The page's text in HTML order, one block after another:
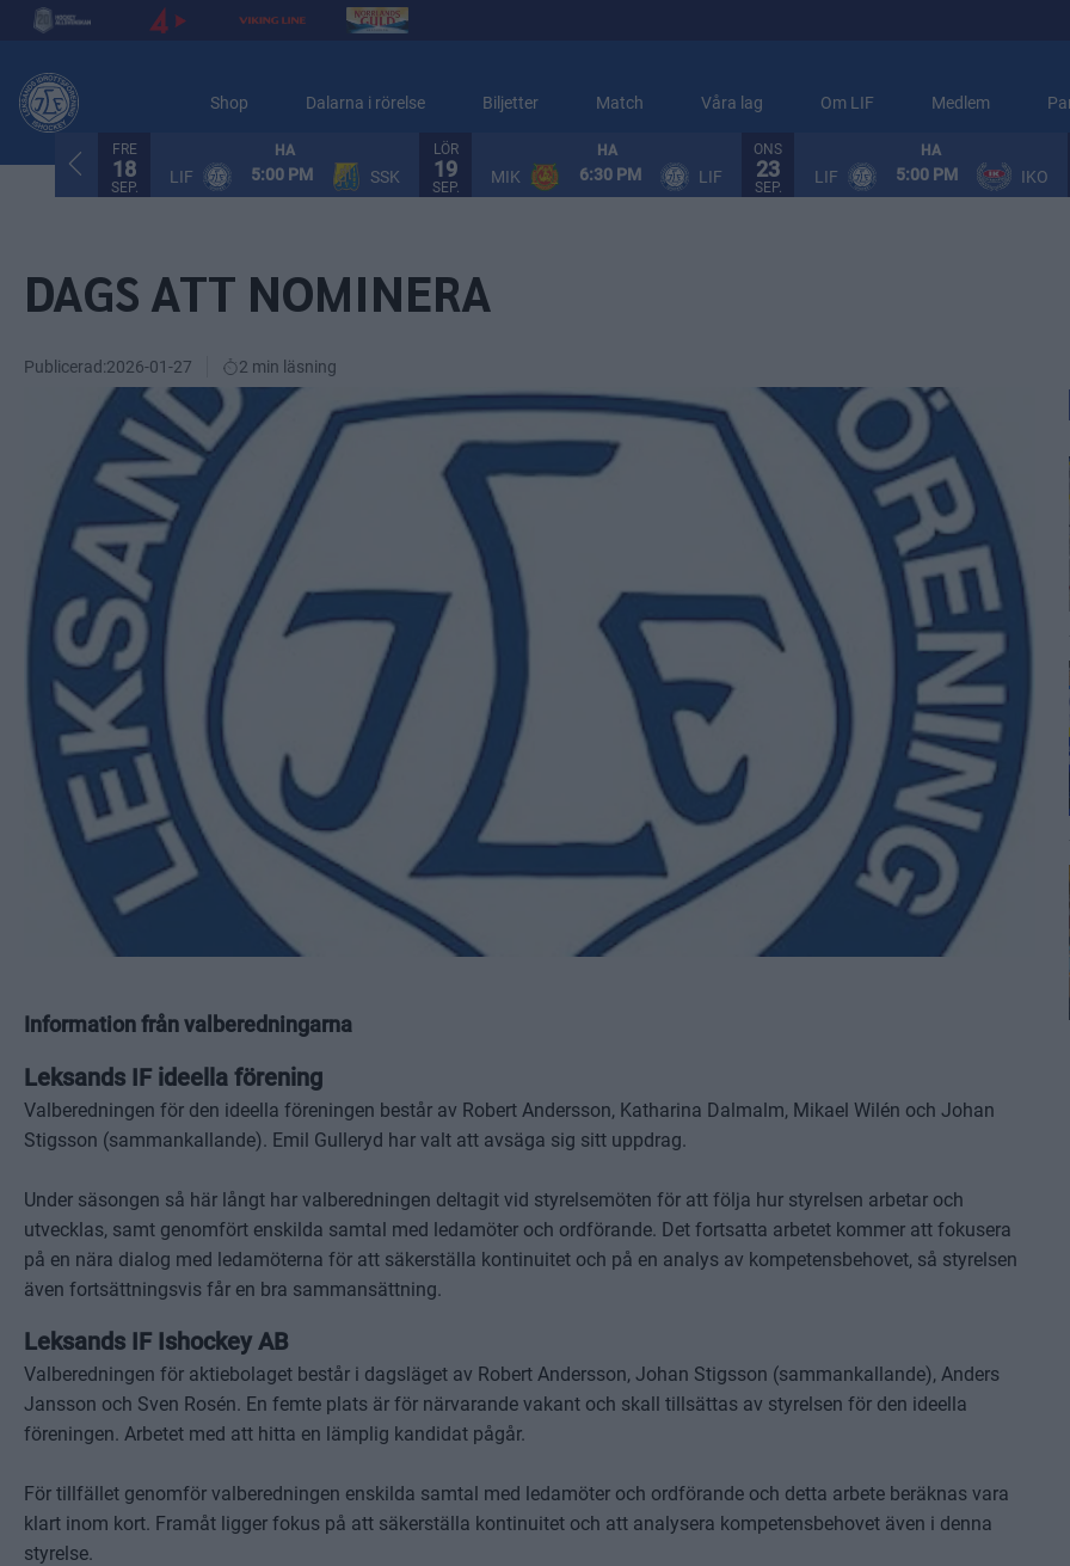
Shop Dalarna i rörelse Biljetter Match Våra lag Om LIF Medlem
FRE
18
SEP.
HA
LIF 5:00 PM SSK
LÖR
19
SEP.
HA
MIK 6:30 PM LIF
ONS
23
SEP.
HA
LIF 5:00 PM IKO
DAGS ATT NOMINERA
Publicerad:2026-01-27 2 min läsning
Information från valberedningarna
Leksands IF ideella förening
Valberedningen för den ideella föreningen består av Robert Andersson, Katharina Dalmalm, Mikael Wilén och Johan
Stigsson (sammankallande). Emil Gulleryd har valt att avsäga sig sitt uppdrag.
Under säsongen så här långt har valberedningen deltagit vid styrelsemöten för att följa hur styrelsen arbetar och
utvecklas, samt genomfört enskilda samtal med ledamöter och ordförande. Det fortsatta arbetet kommer att fokusera
på en nära dialog med ledamöterna för att säkerställa kontinuitet och på en analys av kompetensbehovet, så styrelsen
även fortsättningsvis får en bra sammansättning.
Leksands IF Ishockey AB
Valberedningen för aktiebolaget består i dagsläget av Robert Andersson, Johan Stigsson (sammankallande), Anders
Jansson och Sven Rosén. En femte plats är för närvarande vakant och skall tillsättas av styrelsen för den ideella
föreningen. Arbetet med att hitta en lämplig kandidat pågår.
För tillfället genomför valberedningen enskilda samtal med ledamöter och ordförande och detta arbete beräknas vara
klart inom kort. Framåt ligger fokus på att säkerställa kontinuitet och att analysera kompetensbehovet även i denna
styrelse.